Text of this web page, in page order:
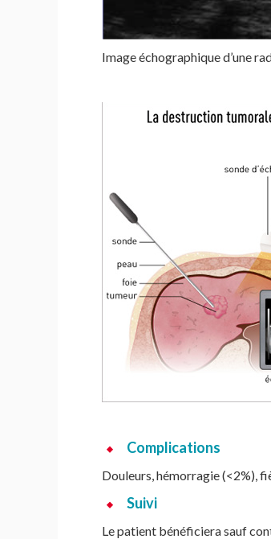
Image échographique d’une
Complications
Douleurs, hémorragie (<2%),
Suivi
Le patient bénéficiera sauf